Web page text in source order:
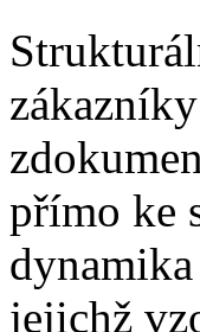
přímo ke
jejichž